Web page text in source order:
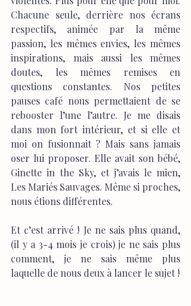
Chacune seule, derrière nos écrans
respectifs, animée par la même
passion, les mêmes envies, les mêmes
inspirations, mais aussi les mêmes
doutes, les mêmes remises en
questions constantes. Nos petites
pauses café nous permettaient de se
rebooster l’une l’autre. Je me disais
dans mon fort intérieur, et si elle et
moi on fusionnait ? Mais sans jamais
oser lui proposer. Elle avait son bébé,
Ginette in the Sky, et j’avais le mien,
Les Mariés Sauvages. Même si proches,
nous étions différentes.
Et c’est arrivé ! Je ne sais plus quand,
(il y a 3-4 mois je crois) je ne sais plus
comment, je ne sais même plus